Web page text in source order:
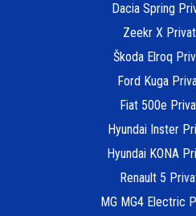
Dacia Spring
Zeekr X
Škoda Elroq
Ford Kuga
Fiat 500e
Hyundai Inster
Hyundai KONA
Renault 5
MG MG4 Electric